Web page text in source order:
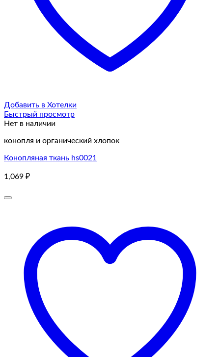
Добавить в Хотелки
Быстрый просмотр
Нет в наличии
конопля и органический хлопок
Конопляная ткань hs0021
1,069 ₽